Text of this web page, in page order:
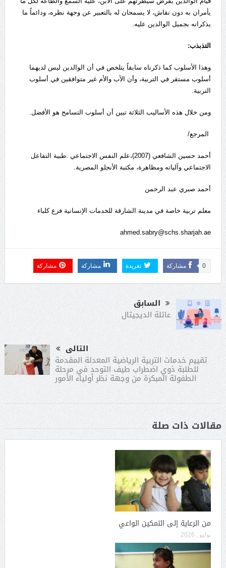
يأمران به دون نقاش، لا يسمحان له بالتعبير عن وجهة نظره، ودائماً ما
يذكرانه بجميل الوالدين عليه.
التذبذب:
وهذا الأسلوب كما ذكرناه سابقاً يتلخص في أن الوالدين ليس لديهما
أسلوب مستقر في التربية، وأن الأب والأم غير متوافقين في أسلوب
التربية.
ومن خلال هذه الأساليب الثلاثة تبين أن أسلوب التسامح هو الأفضل.
المرجع/
أحمد حسين الشافعي (2007)،علم النفس الاجتماعي .طبية التفاعل
الاجتماعي وآلياته ومظاهرة، مكتبة الأنجلو المصرية.
أحمد صبري عبد الرحمن
معلم تربية خاصة في مدينة الشارقة للخدمات الإنسانية فرع كلباء
ahmed.sabry@schs.sharjah.ae
مشاركة 0 تغريدة مشاركة مشاركة
السابق
عائلة الديجيتال
التالى
تقييم خدمات التربية الرياضية المعدلة المقدمة
للطلبة ذوي اضطراب طيف التوحد في مرحلة
الطفولة المبكرة من وجهة نظر أولياء الأمور
مقالات ذات صلة
من الرعاية إلى التمكين الواعي
يوليو , 2026